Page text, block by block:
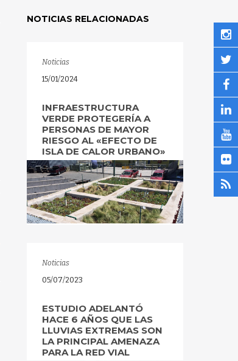
NOTICIAS RELACIONADAS
Noticias
15/01/2024
INFRAESTRUCTURA
VERDE PROTEGERÍA A
PERSONAS DE MAYOR
RIESGO AL «EFECTO DE
ISLA DE CALOR URBANO»
Noticias
05/07/2023
ESTUDIO ADELANTÓ
HACE 6 AÑOS QUE LAS
LLUVIAS EXTREMAS SON
LA PRINCIPAL AMENAZA
PARA LA RED VIAL